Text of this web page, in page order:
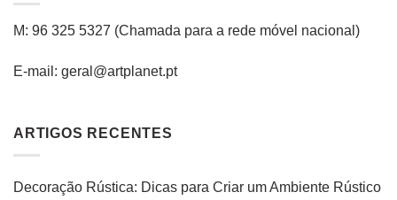
M: 96 325 5327 (Chamada para a rede móvel nacional )
E-mail: geral@artplanet.pt
ARTIGOS RECENTES
Decoração Rústica: Dicas para Criar um Ambiente Rústico